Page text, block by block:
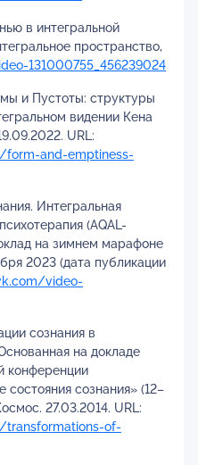
в интегральной
пространство,
131000755_456239024
и Пустоты: структуры
видении Кена
URL:
form-and-emptiness-
Интегральная
(AQAL-
на зимнем марафоне
2023 (дата публикации
video-
сознания в
на докладе
конференции
сознания» (12–
27.03.2014. URL:
transformations-of-